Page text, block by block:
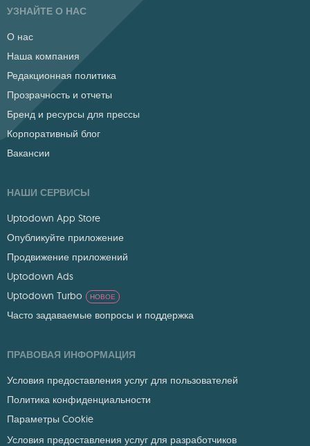
УЗНАЙТЕ О НАС
О нас
Наша компания
Редакционная политика
Прозрачность и отчеты
Бренд и ресурсы для прессы
Корпоративный блог
Вакансии
НАШИ СЕРВИСЫ
Uptodown App Store
Опубликуйте приложение
Продвижение приложений
Uptodown Ads
Uptodown Turbo
НОВОЕ
Часто задаваемые вопросы и поддержка
ПРАВОВАЯ ИНФОРМАЦИЯ
Условия предоставления услуг для пользователей
Политика конфиденциальности
Параметры Cookie
Условия предоставления услуг для разработчиков